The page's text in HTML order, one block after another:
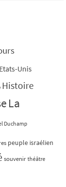
Etats-Unis
Histoire
La
Duchamp
peuple israélien
souvenir théâtre